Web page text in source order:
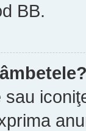
BB.
sau